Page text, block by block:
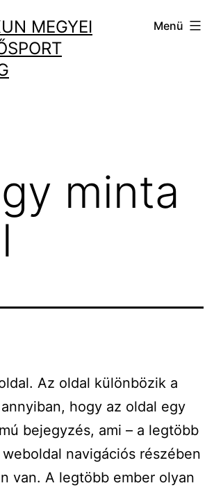
MEGYEI
Menü
minta
Az oldal különbözik a
hogy az oldal egy
bejegyzés, ami – a legtöbb
weboldal navigációs részében
van. A legtöbb ember olyan